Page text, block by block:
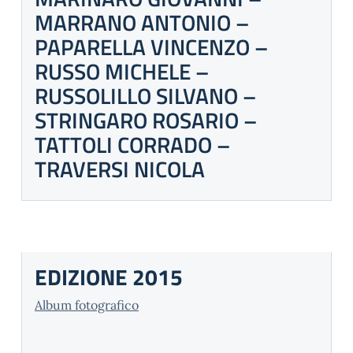
MARRANO ANTONIO –
PAPARELLA VINCENZO –
RUSSO MICHELE –
RUSSOLILLO SILVANO –
STRINGARO ROSARIO –
TATTOLI CORRADO –
TRAVERSI NICOLA
EDIZIONE 2015
Album fotografico